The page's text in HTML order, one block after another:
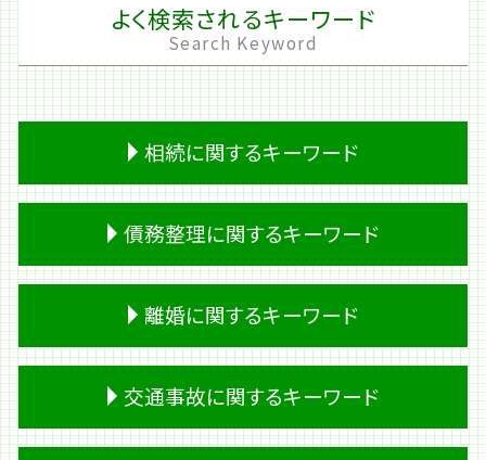
よく検索されるキーワード
Search Keyword
相続に関するキーワード
成年後見人 相続
預金 相続
熟慮期間 伸長
生前贈与
相続 財産
生前贈与 不動産
債務整理に関するキーワード
会社 借金
過払い金請求 デメリット
キャッシング 返済
破産 管財人
離婚に関するキーワード
離婚 住宅ローン 財産分与
離婚 期間
交通事故に関するキーワード